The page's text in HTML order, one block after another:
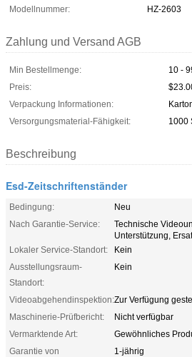
Modellnummer:
HZ-2603
Zahlung und Versand AGB
Min Bestellmenge:
10 -
Preis:
Verpackung Informationen:
Versorgungsmaterial-Fähigkeit:
1000
Beschreibung
Esd-Zeitschriftenständer
Bedingung:
Neu
Nach Garantie-Service:
Technische
Unterstützung,
Lokaler Service-Standort:
Kein
Ausstellungsraum-
Standort:
Kein
Videoabgehendinspektion:Zur Verfügung
Maschinerie-Prüfbericht:
Nicht verfügbar
Vermarktende Art:
Gewöhnliches
Garantie von
1-jährig